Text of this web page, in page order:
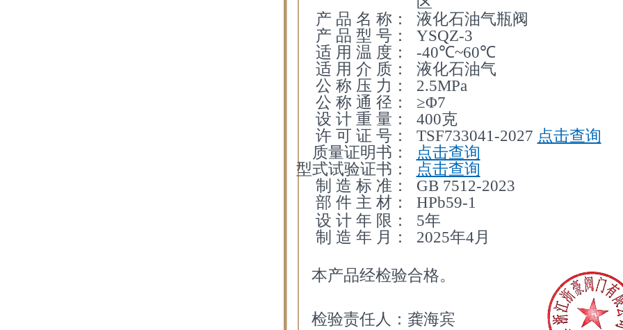
产 品 名 称：
液化石油气瓶阀
产 品 型 号：
YSQZ-3
适 用 温 度：
-40℃~60℃
适 用 介 质：
液化石油气
公 称 压 力：
2.5MPa
公 称 通 径：
≥Φ7
设 计 重 量：
400克
许 可 证 号：
TSF733041-2027 点击查询
质量证明书：
点击查询
型式试验证书：
点击查询
制 造 标 准：
GB 7512-2023
部 件 主 材：
HPb59-1
设 计 年 限：
5年
制 造 年 月：
2025年4月
本产品经检验合格。
检验责任人：龚海宾